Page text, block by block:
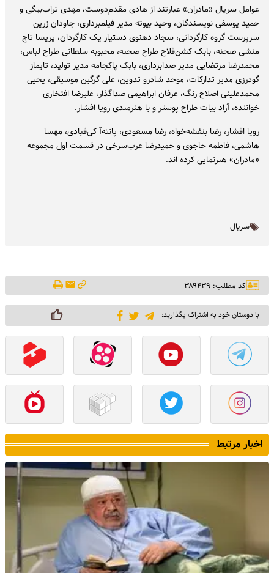
عوامل سریال «مادران» عبارتند از هادی مقدم‌دوست، مهدی تراب‌بیگی و
حمید یوسفی نویسندگان، وحید بیوته مدیر فیلمبرداری، جاودان زرین
سرپرست گروه کارگردانی، سجاد دهنوی دستیار یک کارگردان، پریسا تاج
منشی صحنه، بابک کشن‌فلاح طراح صحنه، محبوبه سلطانی طراح لباس،
محمدرضا مرتضایی مدیر صدابرداری، بابک پاکجامه مدیر تولید، تایماز
گودرزی مدیر تدارکات، موحد شادرو تدوین، علی گرگین موسیقی، یحیی
محمدعلیئی اصلاح رنگ، عرفان ابراهیمی صداگذار، علیرضا افتخاری
خواننده، آراد بیات طراح پوستر و با هنرمندی رویا افشار.
رویا افشار، رضا بنفشه‌خواه، رضا مسعودی، پانته‌آ کی‌قبادی، مهسا
هاشمی، فاطمه حاجوی و حمیدرضا عرب‌سرخی در قسمت اول مجموعه
«مادران» هنرنمایی کرده اند.
سریال
کد مطلب: ۳۸۹۴۳۹
با دوستان خود به اشتراک بگذارید:
اخبار مرتبط